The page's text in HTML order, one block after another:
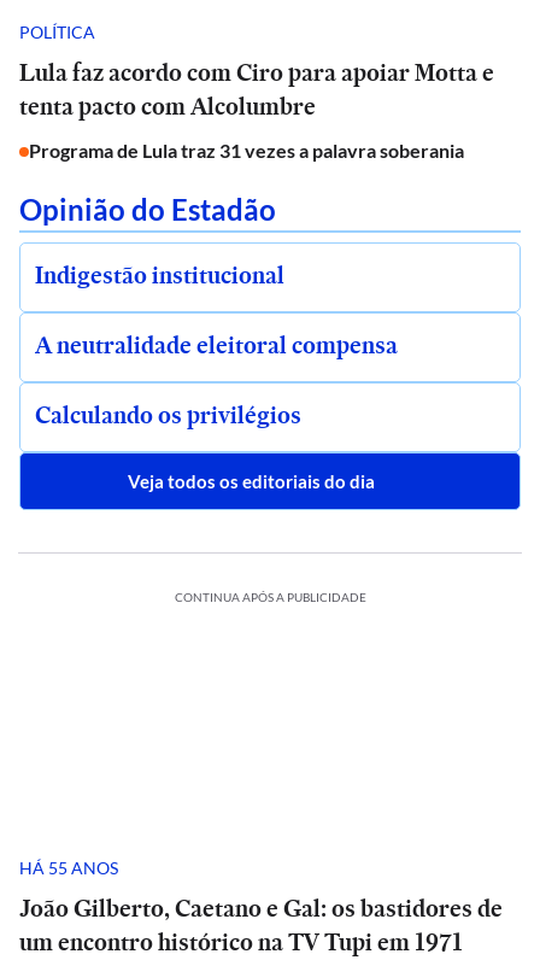
POLÍTICA
Lula faz acordo com Ciro para apoiar Motta e
tenta pacto com Alcolumbre
Programa de Lula traz 31 vezes a palavra soberania
Opinião do Estadão
Indigestão institucional
A neutralidade eleitoral compensa
Calculando os privilégios
Veja todos os editoriais do dia
CONTINUA APÓS A PUBLICIDADE
HÁ 55 ANOS
João Gilberto, Caetano e Gal: os bastidores de
um encontro histórico na TV Tupi em 1971